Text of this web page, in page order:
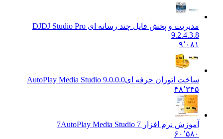
مدیریت و پخش فایل چند رسانه ای DJDJ Studio Pro
9.2.4.3.8
۹٬۰۸۱
ساخت اتوران حرفه ایAutoPlay Media Studio 9.0.0.0
۴۸٬۳۴۵
آموزش نرم افزار 7 AutoPlay Media Studio 7
۶۰٬۵۸۰